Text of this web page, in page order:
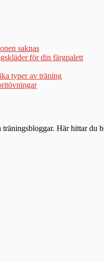
saknas
för din färgpalett
typer av träning
träningsbloggar. Här hittar